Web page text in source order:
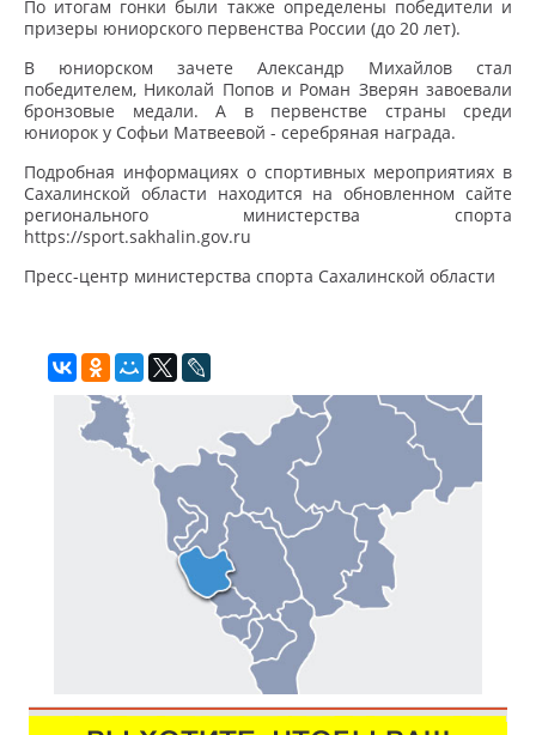
По итогам гонки были также определены победители и
призеры юниорского первенства России (до 20 лет).
В юниорском зачете Александр Михайлов стал
победителем, Николай Попов и Роман Зверян завоевали
бронзовые медали. А в первенстве страны среди
юниорок у Софьи Матвеевой - серебряная награда.
Подробная информациях о спортивных мероприятиях в
Сахалинской области находится на обновленном сайте
регионального министерства спорта
https://sport.sakhalin.gov.ru
Пресс-центр министерства спорта Сахалинской области